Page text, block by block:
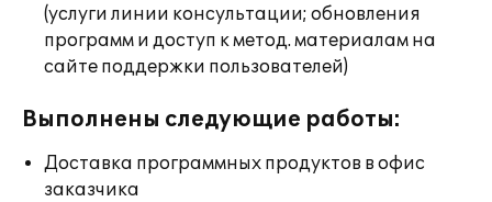
(услуги линии консультации; обновления
программ и доступ к метод. материалам на
сайте поддержки пользователей)
Выполнены следующие работы:
Доставка программных продуктов в офис
заказчика